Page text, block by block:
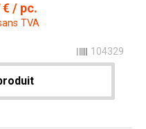
€ / pc.
TVA
104329